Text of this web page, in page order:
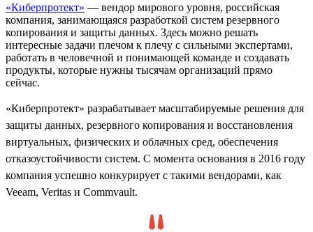
«Киберпротект» — вендор мирового уровня, российская
компания, занимающаяся разработкой систем резервного
копирования и защиты данных. Здесь можно решать
интересные задачи плечом к плечу с сильными экспертами,
работать в человечной и понимающей команде и создавать
продукты, которые нужны тысячам организаций прямо
сейчас.
«Киберпротект» разрабатывает масштабируемые решения для
защиты данных, резервного копирования и восстановления
виртуальных, физических и облачных сред, обеспечения
отказоустойчивости систем. С момента основания в 2016 году
компания успешно конкурирует с такими вендорами, как
Veeam, Veritas и Commvault.